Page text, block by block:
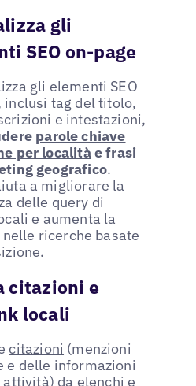
gli
SEO on-page
gli elementi SEO
inclusi tag del titolo,
e intestazioni,
parole chiave
per localitàe frasi
geografico.
a migliorare la
delle query di
e aumenta la
ricerche basate
citazioni e
locali
citazioni (menzioni
e delle informazioni
attività) da elenchi e